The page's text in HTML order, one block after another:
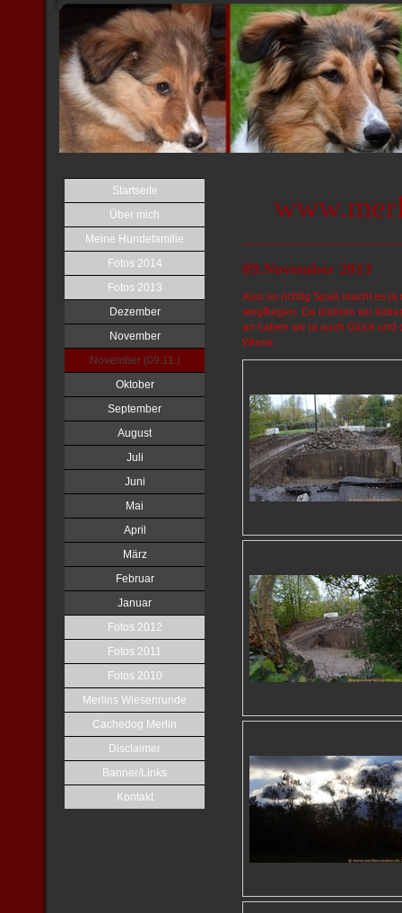
Startseite
Über mich
Meine Hundefamilie
Fotos 2014
Fotos 2013
Dezember
November
November (09.11.)
Oktober
September
August
Juli
Juni
Mai
April
März
Februar
Januar
Fotos 2012
Fotos 2011
Fotos 2010
Merlins Wiesenrunde
Cachedog Merlin
Disclaimer
Banner/Links
Kontakt
09.November 2013
Also so richtig Spaß macht es
wegfliegen. Da bleiben wir
an haben wir ja auch Glück
Wiese.